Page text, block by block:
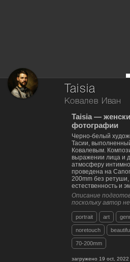
Taisia
Ковалев Иван
Taisia —
фотографии
Черно-белый
Тасии,
Ковалевым.
выражении лица и
атмосферу
проведена на
200mm без
естественность и
Описание
поскольку автор
portrait art
noretouch
70-200mm
загружено 19 oct, 2022